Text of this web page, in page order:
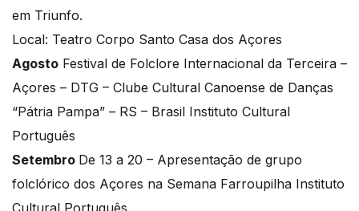
em Triunfo.
Local: Teatro Corpo Santo Casa dos Açores
Agosto Festival de Folclore Internacional da Terceira –
Açores – DTG – Clube Cultural Canoense de Danças
“Pátria Pampa” – RS – Brasil Instituto Cultural
Português
Setembro De 13 a 20 – Apresentação de grupo
folclórico dos Açores na Semana Farroupilha Instituto
Cultural Português